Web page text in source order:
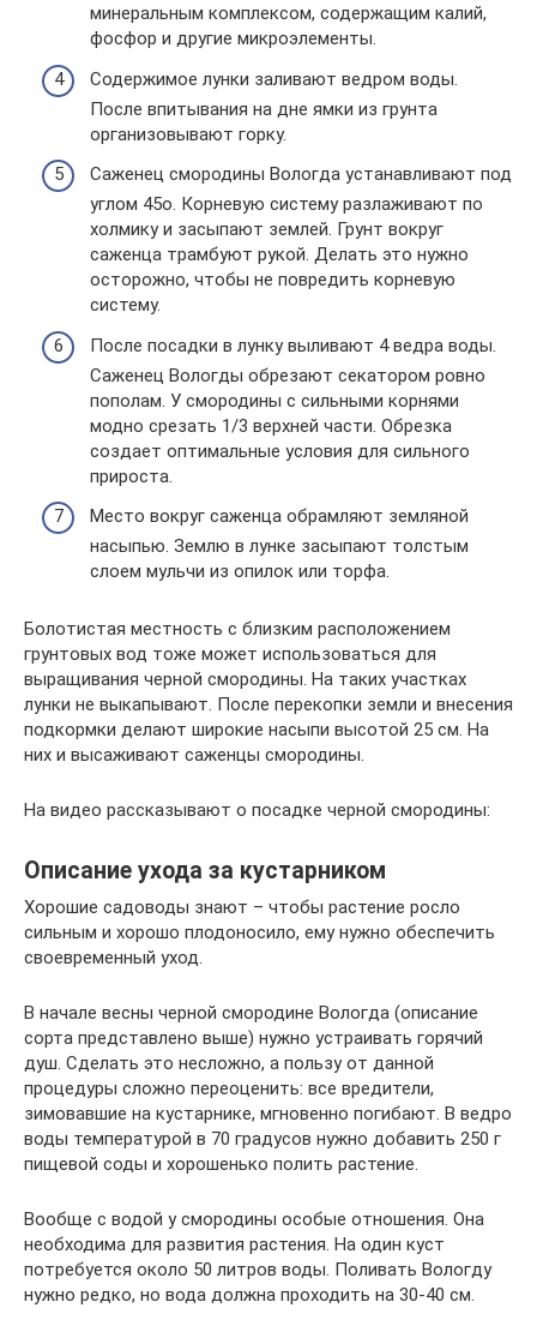
минеральным комплексом, содержащим калий,
фосфор и другие микроэлементы.
Содержимое лунки заливают ведром воды.
После впитывания на дне ямки из грунта
организовывают горку.
Саженец смородины Вологда устанавливают под
углом 45о. Корневую систему разлаживают по
холмику и засыпают землей. Грунт вокруг
саженца трамбуют рукой. Делать это нужно
осторожно, чтобы не повредить корневую
систему.
После посадки в лунку выливают 4 ведра воды.
Саженец Вологды обрезают секатором ровно
пополам. У смородины с сильными корнями
модно срезать 1/3 верхней части. Обрезка
создает оптимальные условия для сильного
прироста.
Место вокруг саженца обрамляют земляной
насыпью. Землю в лунке засыпают толстым
слоем мульчи из опилок или торфа.
Болотистая местность с близким расположением
грунтовых вод тоже может использоваться для
выращивания черной смородины. На таких участках
лунки не выкапывают. После перекопки земли и внесения
подкормки делают широкие насыпи высотой 25 см. На
них и высаживают саженцы смородины.
На видео рассказывают о посадке черной смородины:
Описание ухода за кустарником
Хорошие садоводы знают – чтобы растение росло
сильным и хорошо плодоносило, ему нужно обеспечить
своевременный уход.
В начале весны черной смородине Вологда (описание
сорта представлено выше) нужно устраивать горячий
душ. Сделать это несложно, а пользу от данной
процедуры сложно переоценить: все вредители,
зимовавшие на кустарнике, мгновенно погибают. В ведро
воды температурой в 70 градусов нужно добавить 250 г
пищевой соды и хорошенько полить растение.
Вообще с водой у смородины особые отношения. Она
необходима для развития растения. На один куст
потребуется около 50 литров воды. Поливать Вологду
нужно редко, но вода должна проходить на 30-40 см.